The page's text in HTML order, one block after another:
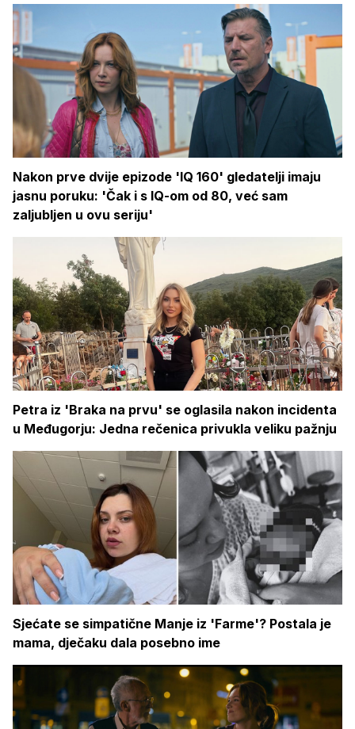
Nakon prve dvije epizode 'IQ 160' gledatelji imaju
jasnu poruku: 'Čak i s IQ-om od 80, već sam
zaljubljen u ovu seriju'
Petra iz 'Braka na prvu' se oglasila nakon incidenta
u Međugorju: Jedna rečenica privukla veliku pažnju
Sjećate se simpatične Manje iz 'Farme'? Postala je
mama, dječaku dala posebno ime